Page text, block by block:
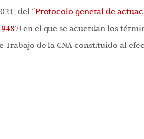
del “Protocolo general de
) en el que se acuerdan los
de la CNA constituido al